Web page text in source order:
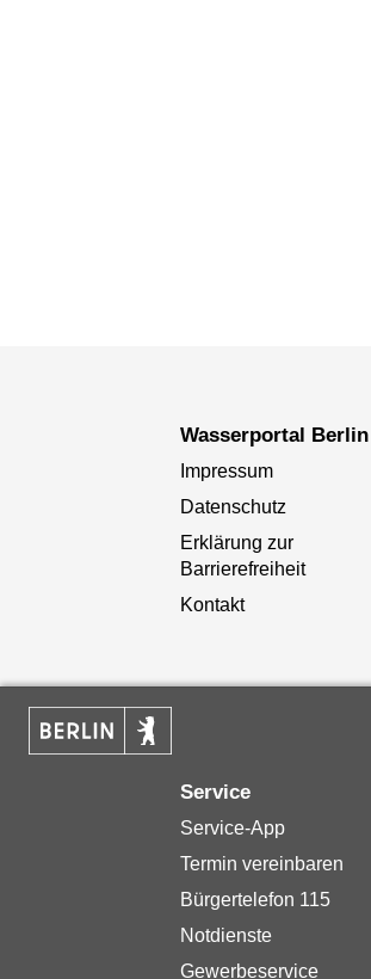
Wasserportal Berlin
Impressum
Datenschutz
Erklärung zur
Barrierefreiheit
Kontakt
Service
Service-App
Termin vereinbaren
Bürgertelefon 115
Notdienste
Gewerbeservice